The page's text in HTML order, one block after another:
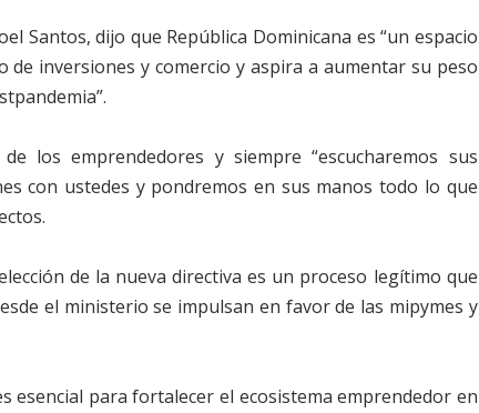
Santos, dijo que República Dominicana es “un espacio
inversiones y comercio y aspira a aumentar su peso
los emprendedores y siempre “escucharemos sus
con ustedes y pondremos en sus manos todo lo que
de la nueva directiva es un proceso legítimo que
el ministerio se impulsan en favor de las mipymes y
esencial para fortalecer el ecosistema emprendedor en